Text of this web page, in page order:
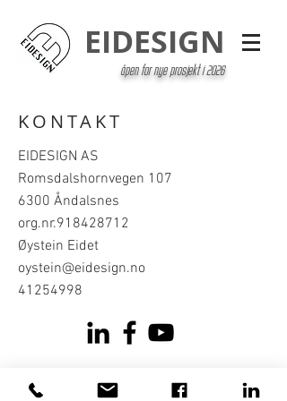
EIDESIGN
åpen for nye prosjekt i 2026
KONTAKT
EIDESIGN AS
Romsdalshornvegen 107
6300 Åndalsnes
org.nr.918428712
Øystein Eidet
oystein@eidesign.no
41254998